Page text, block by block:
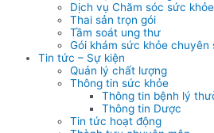
Dịch vụ Chăm sóc sức
Thai sản trọn gói
Tầm soát ung thư
Gói khám sức khỏe chuyên
Tin tức – Sự kiện
Quản lý chất lượng
Thông tin sức khỏe
Thông tin bệnh lý
Thông tin Dược
Tin tức hoạt động